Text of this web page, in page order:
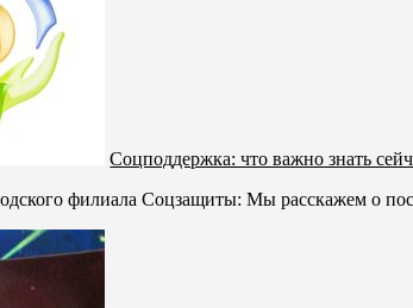
Соцподдержка: что важно знать
филиала Соцзащиты: Мы расскажем о